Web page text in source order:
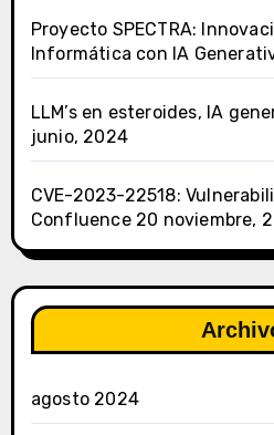
Proyecto SPECTRA:
Informática con IA
LLM’s en esteroides, IA
junio, 2024
CVE-2023-22518:
Confluence 20 noviembre,
agosto 2024